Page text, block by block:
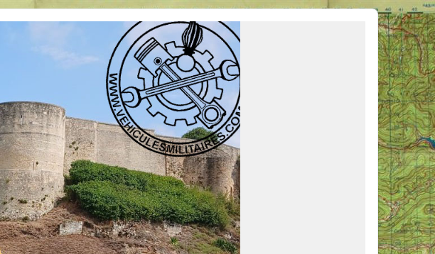
sont à votre disposition pour vous venir en aide, ou simplement partager vos activités.